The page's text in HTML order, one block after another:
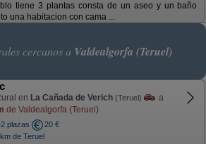
tiene 3 plantas consta de un aseo y un baño
una habitacion con cama ...
cercanos a Valdealgorfa (Teruel)
en La Cañada de Verich (Teruel)
a
de Valdealgorfa (Teruel)
plazas
20 €
de Teruel